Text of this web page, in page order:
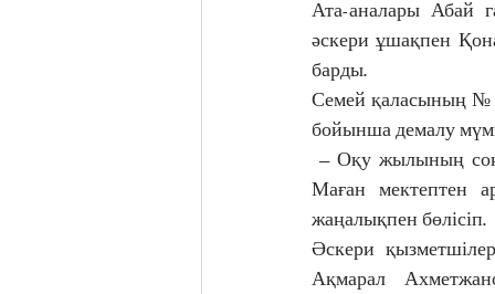
Ата-аналары Абай
әскери ұшақпен
барды.
Семей қаласының №
бойынша демалу
– Оқу жылының
Маған мектептен
жаңалықпен бөлісіп.
Әскери
Ақмарал